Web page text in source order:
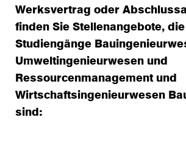
Werksvertrag oder
finden Sie Stellenangebote,
Studiengänge
Umweltingenieurwesen und
Ressourcenmanagement und
Wirtschaftsingenieurwesen
sind: